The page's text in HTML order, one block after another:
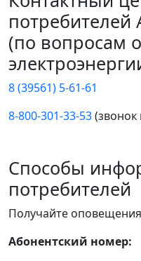
потребителей
(по вопросам
8 (39561) 5-61-61
8-800-301-33-53
Способы
потребителей
Получайте
Абонентский номер: